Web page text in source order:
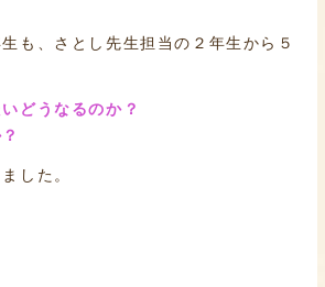
も、さとし先生担当の２年生から５
どうなるのか？
した。